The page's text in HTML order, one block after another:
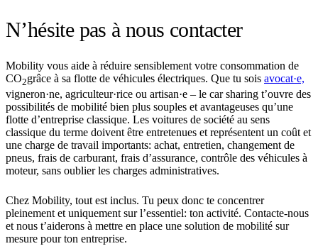
N’hésite pas à nous contacter
Mobility vous aide à réduire sensiblement votre consommation de
CO2grâce à sa flotte de véhicules électriques. Que tu sois avocat·e,
vigneron·ne, agriculteur·rice ou artisan·e – le car sharing t’ouvre des
possibilités de mobilité bien plus souples et avantageuses qu’une
flotte d’entreprise classique. Les voitures de société au sens
classique du terme doivent être entretenues et représentent un coût et
une charge de travail importants: achat, entretien, changement de
pneus, frais de carburant, frais d’assurance, contrôle des véhicules à
moteur, sans oublier les charges administratives.
Chez Mobility, tout est inclus. Tu peux donc te concentrer
pleinement et uniquement sur l’essentiel: ton activité. Contacte-nous
et nous t’aiderons à mettre en place une solution de mobilité sur
mesure pour ton entreprise.